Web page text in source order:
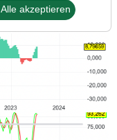
Alle akzeptieren